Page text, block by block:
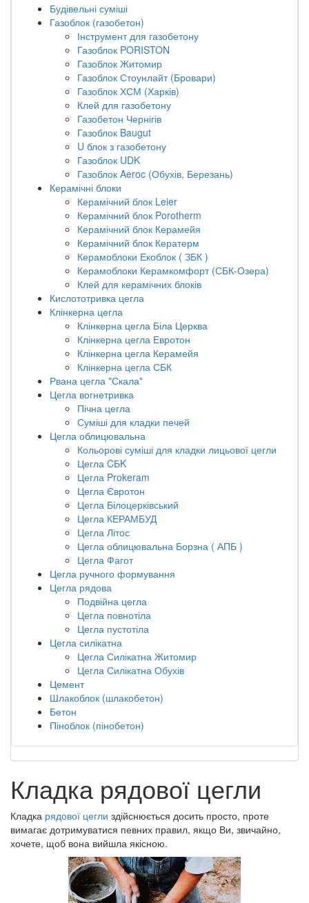
Будівельні суміші
Газоблок (газобетон)
Інструмент для газобетону
Газоблок PORISTON
Газоблок Житомир
Газоблок Стоунлайт (Бровари)
Газоблок ХСМ (Харків)
Клей для газобетону
Газобетон Чернігів
Газоблок Baugut
U блок з газобетону
Газоблок UDK
Газоблок Aeroc (Обухів, Березань)
Керамічні блоки
Керамічний блок Leier
Керамічний блок Porotherm
Керамічний блок Керамейя
Керамічний блок Кератерм
Керамоблоки Екоблок ( ЗБК )
Керамоблоки Керамкомфорт (СБК-Озера)
Клей для керамічних блоків
Кислототривка цегла
Клінкерна цегла
Клінкерна цегла Біла Церква
Клінкерна цегла Евротон
Клінкерна цегла Керамейя
Клінкерна цегла СБК
Рвана цегла "Скала"
Цегла вогнетривка
Пічна цегла
Суміші для кладки печей
Цегла облицювальна
Кольорові суміші для кладки лицьової цегли
Цегла CБK
Цегла Prokeram
Цегла Євротон
Цегла Білоцерківський
Цегла КЕРАМБУД
Цегла Літос
Цегла облицювальна Борзна ( АПБ )
Цегла Фагот
Цегла ручного формування
Цегла рядова
Подвійна цегла
Цегла повнотіла
Цегла пустотіла
Цегла силікатна
Цегла Силікатна Житомир
Цегла Силікатна Обухів
Цемент
Шлакоблок (шлакобетон)
Бетон
Піноблок (пінобетон)
Кладка рядової цегли
Кладка рядової цегли здійснюється досить просто, проте
вимагає дотримуватися певних правил, якщо Ви, звичайно,
хочете, щоб вона вийшла якісною.